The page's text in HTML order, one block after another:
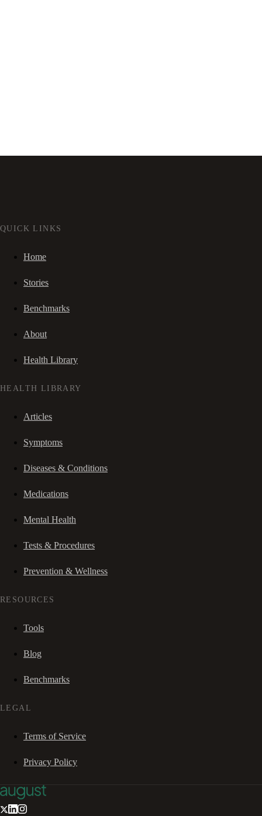
QUICK LINKS
Home
Stories
Benchmarks
About
Health Library
HEALTH LIBRARY
Articles
Symptoms
Diseases & Conditions
Medications
Mental Health
Tests & Procedures
Prevention & Wellness
RESOURCES
Tools
Blog
Benchmarks
LEGAL
Terms of Service
Privacy Policy